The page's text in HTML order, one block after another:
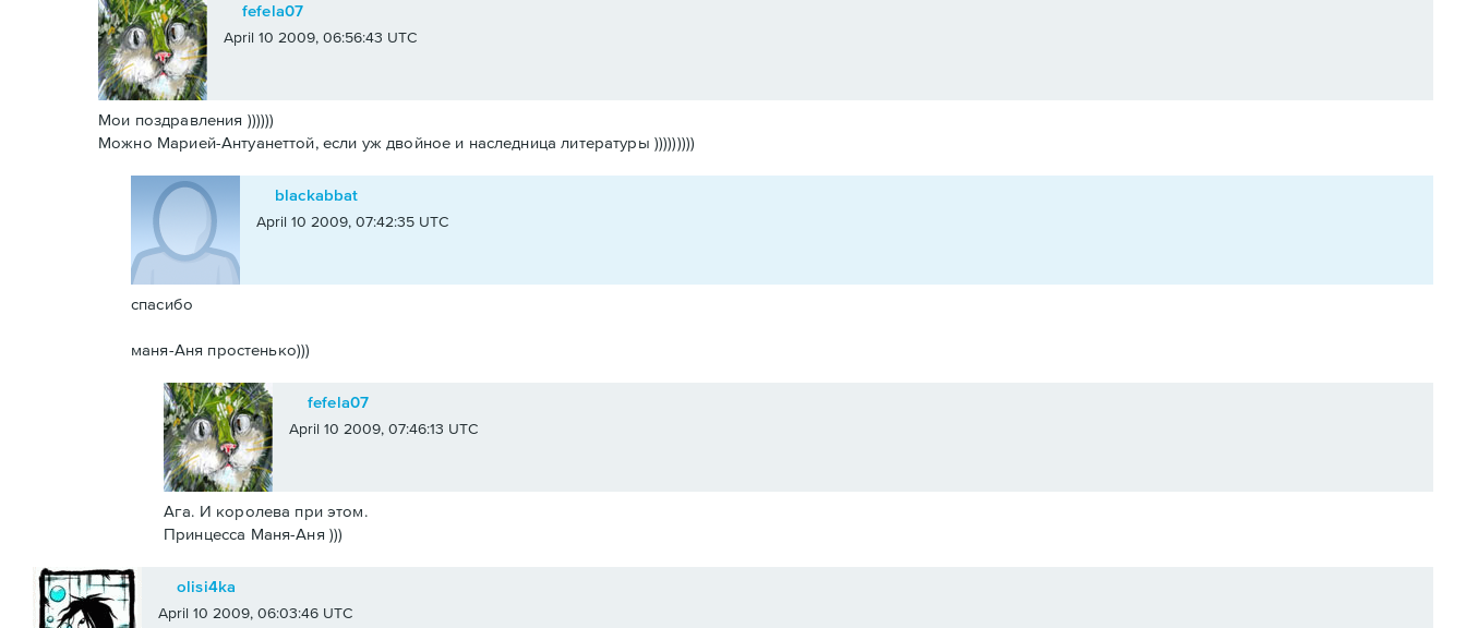
fefela07
April 10 2009, 06:56:43 UTC
Мои поздравления ))))))
Можно Марией-Антуанеттой, если уж двойное и наследница литературы )))))))))
blackabbat
April 10 2009, 07:42:35 UTC
спасибо
маня-Аня простенько)))
fefela07
April 10 2009, 07:46:13 UTC
Ага. И королева при этом.
Принцесса Маня-Аня )))
olisi4ka
April 10 2009, 06:03:46 UTC